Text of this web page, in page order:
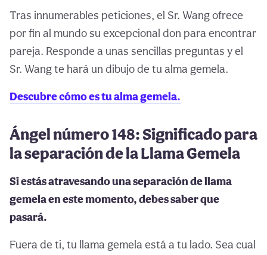
Tras innumerables peticiones, el Sr. Wang ofrece
por fin al mundo su excepcional don para encontrar
pareja. Responde a unas sencillas preguntas y el
Sr. Wang te hará un dibujo de tu alma gemela.
Descubre cómo es tu alma gemela.
Ángel número 148: Significado para
la separación de la Llama Gemela
Si estás atravesando una separación de llama
gemela en este momento, debes saber que
pasará.
Fuera de ti, tu llama gemela está a tu lado. Sea cual